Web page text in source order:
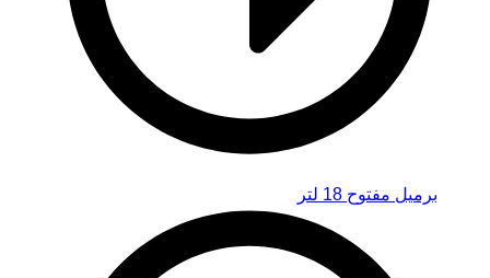
برميل مفتوح 18 لتر